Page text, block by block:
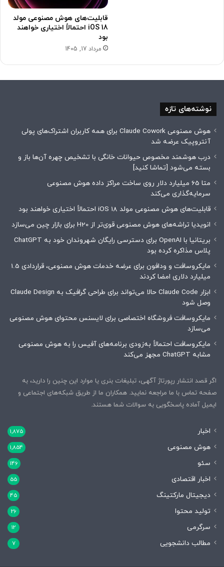
قابلیت‌های هوش مصنوعی مولد
iOS 18 احتمالاً اختیاری خواهند
بود
مرداد 17, 1405
نوشته‌های تازه
هوش مصنوعی Claude Cowork برای همه کاربران اشتراک‌های پولی
آنتروپیک عرضه شد
درب هوشمند مخصوص حیوانات خانگی با تشخیص چهره آن‌ها باز و
بسته می‌شود [تماشا کنید]
متا 65 میلیارد دلار روی ساخت مراکز داده هوش مصنوعی
سرمایه‌گذاری می‌کند
قابلیت‌های هوش مصنوعی مولد iOS 18 احتمالاً اختیاری خواهند بود
انویدیا تراشه‌های هوش مصنوعی قوی‌تر از H20 برای بازار چین می‌سازد
بریتانیا با OpenAI برای دسترسی رایگان شهروندان خود به ChatGPT
پلاس مذاکره کرده بود
مایکروسافت و ودافون برای عرضه خدمات هوش مصنوعی، قراردادی 1.5
میلیارد دلاری امضا کردند
ابزار Claude Code حالا می‌تواند برای طراحی گرافیک به Claude Design
وصل شود
مایکروسافت فروشگاه اختصاصی برای لایسنس محتوای هوش مصنوعی
می‌سازد
مایکروسافت احتمالاً به‌زودی برنامه‌های آفیس را به هوش مصنوعی
مشابه ChatGPT مجهز می‌کند
اگر قصد انتشار رپورتاژ آگهی، تبلیغات بنری یا موارد این چنین را دارید، به
صفحه تماس با ما مراجعه نمایید. همکاران ما از طریق شبکه‌های اجتماعی و
ایمیل آماده پاسخگویی به سوالات شما هستند.
اخبار 1,875
هوش مصنوعی 1,854
سئو 146
اخبار اقتصادی 55
دیجیتال مارکتینگ 45
تولید محتوا 26
سرگرمی 12
مطالب دانشجویی 7